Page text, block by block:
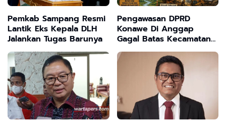
Pemkab Sampang Resmi
Lantik Eks Kepala DLH
Jalankan Tugas Barunya
Pengawasan DPRD
Konawe Di Anggap
Gagal Batas Kecamatan
Pondidaha - Amonggedo
Tak Terselesaikan, Tanah
Ulayat Jadi Korban